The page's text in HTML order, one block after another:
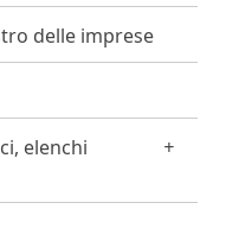
delle imprese
elenchi